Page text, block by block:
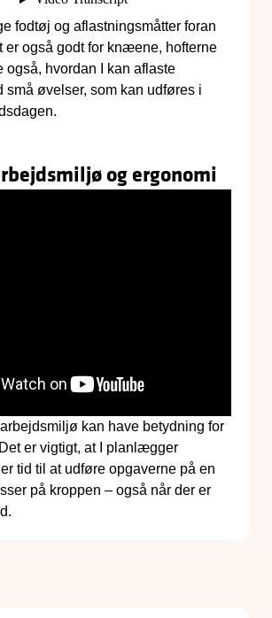
fodtøj og aflastningsmåtter foran
er også godt for knæene, hofterne
også, hvordan I kan aflaste
små øvelser, som kan udføres i
og ergonomi
kan have betydning for
er vigtigt, at I planlægger
tid til at udføre opgaverne på en
på kroppen – også når der er